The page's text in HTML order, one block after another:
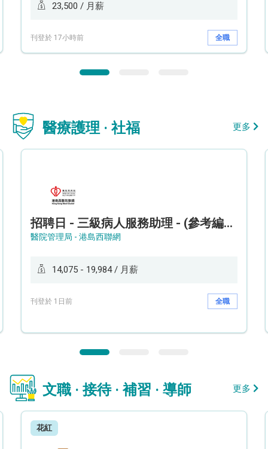
23,500 / 月薪
刊登於 17小時前 全職
醫療護理 · 社福 更多
招聘日 - 三級病人服務助理 - (參考編號: HKWCS260107)
醫院管理局 - 港島西聯網
14,075 - 19,984 / 月薪
刊登於 1日前 全職
文職 · 接待 · 補習 · 導師 更多
花紅